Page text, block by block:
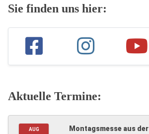
Sie finden uns hier:
Aktuelle Termine:
AUG
Montagsmesse aus der